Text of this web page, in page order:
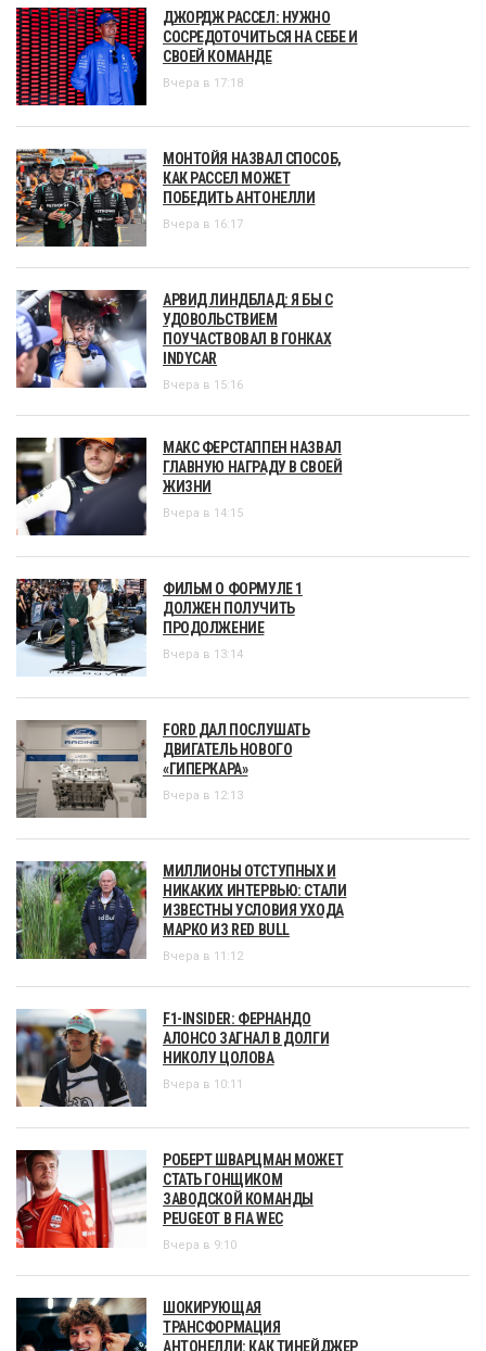
ДЖОРДЖ РАССЕЛ: НУЖНО
СОСРЕДОТОЧИТЬСЯ НА СЕБЕ И
СВОЕЙ КОМАНДЕ
Вчера в 17:18
МОНТОЙЯ НАЗВАЛ СПОСОБ,
КАК РАССЕЛ МОЖЕТ
ПОБЕДИТЬ АНТОНЕЛЛИ
Вчера в 16:17
АРВИД ЛИНДБЛАД: Я БЫ С
УДОВОЛЬСТВИЕМ
ПОУЧАСТВОВАЛ В ГОНКАХ
INDYCAR
Вчера в 15:16
МАКС ФЕРСТАППЕН НАЗВАЛ
ГЛАВНУЮ НАГРАДУ В СВОЕЙ
ЖИЗНИ
Вчера в 14:15
ФИЛЬМ О ФОРМУЛЕ 1
ДОЛЖЕН ПОЛУЧИТЬ
ПРОДОЛЖЕНИЕ
Вчера в 13:14
FORD ДАЛ ПОСЛУШАТЬ
ДВИГАТЕЛЬ НОВОГО
«ГИПЕРКАРА»
Вчера в 12:13
МИЛЛИОНЫ ОТСТУПНЫХ И
НИКАКИХ ИНТЕРВЬЮ: СТАЛИ
ИЗВЕСТНЫ УСЛОВИЯ УХОДА
МАРКО ИЗ RED BULL
Вчера в 11:12
F1-INSIDER: ФЕРНАНДО
АЛОНСО ЗАГНАЛ В ДОЛГИ
НИКОЛУ ЦОЛОВА
Вчера в 10:11
РОБЕРТ ШВАРЦМАН МОЖЕТ
СТАТЬ ГОНЩИКОМ
ЗАВОДСКОЙ КОМАНДЫ
PEUGEOT В FIA WEC
Вчера в 9:10
ШОКИРУЮЩАЯ
ТРАНСФОРМАЦИЯ
АНТОНЕЛЛИ: КАК ТИНЕЙДЖЕР